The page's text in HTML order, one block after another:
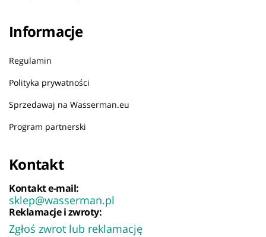
Informacje
Regulamin
Polityka prywatności
Sprzedawaj na Wasserman.eu
Program partnerski
Kontakt
Kontakt e-mail:
sklep@wasserman.pl
Reklamacje i zwroty:
Zgłoś zwrot lub reklamację